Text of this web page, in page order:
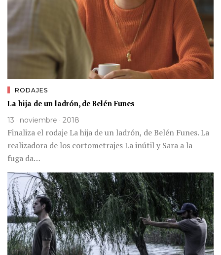
RODAJES
La hija de un ladrón, de Belén Funes
13 · noviembre · 2018
Finaliza el rodaje La hija de un ladrón, de Belén Funes. La
realizadora de los cortometrajes La inútil y Sara a la
fuga da…